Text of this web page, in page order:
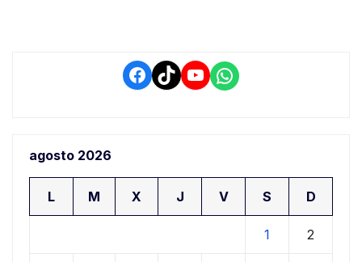
Facebook
TikTokYouTube
WhatsApp
agosto 2026
L M X J V S D
1 2